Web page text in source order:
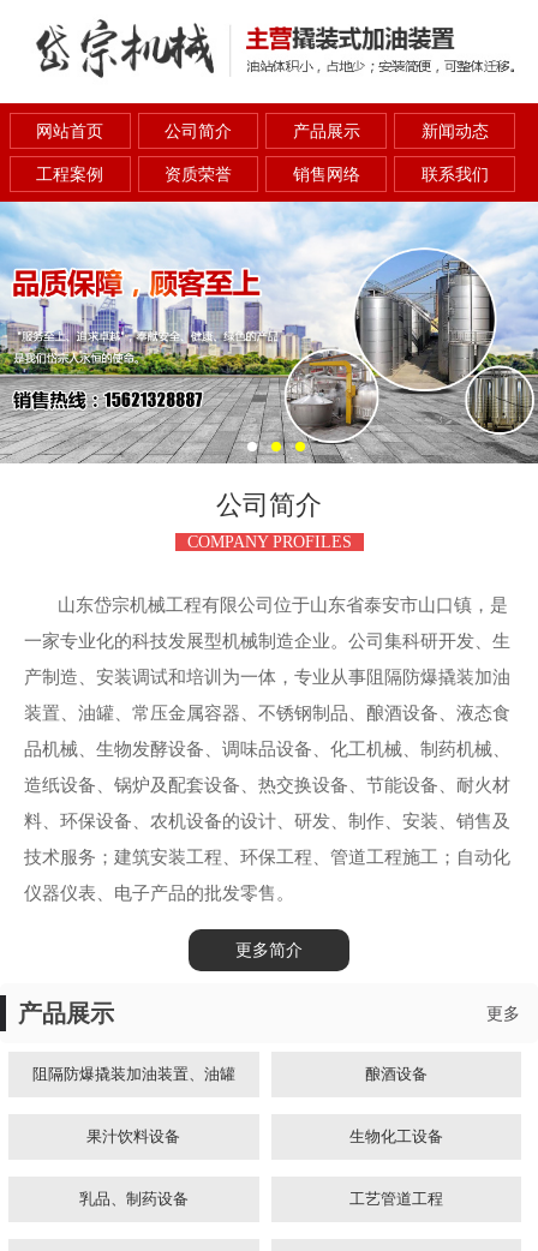
网站首页 公司简介 产品展示 新闻动态
工程案例 资质荣誉 销售网络 联系我们
公司简介
COMPANY PROFILES
山东岱宗机械工程有限公司位于山东省泰安市山口镇，是
一家专业化的科技发展型机械制造企业。公司集科研开发、生
产制造、安装调试和培训为一体，专业从事阻隔防爆撬装加油
装置、油罐、常压金属容器、不锈钢制品、酿酒设备、液态食
品机械、生物发酵设备、调味品设备、化工机械、制药机械、
造纸设备、锅炉及配套设备、热交换设备、节能设备、耐火材
料、环保设备、农机设备的设计、研发、制作、安装、销售及
技术服务；建筑安装工程、环保工程、管道工程施工；自动化
仪器仪表、电子产品的批发零售。
更多简介
产品展示 更多
阻隔防爆撬装加油装置、油罐 酿酒设备
果汁饮料设备 生物化工设备
乳品、制药设备 工艺管道工程